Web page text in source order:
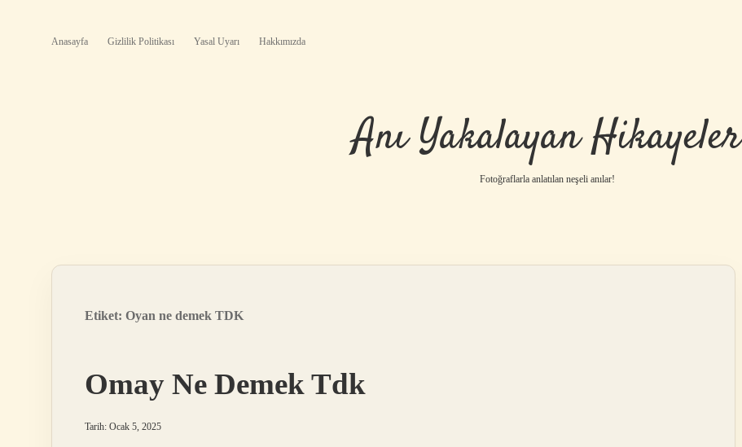
Anasayfa Gizlilik Politikası Yasal Uyarı Hakkımızda
Anı Yakalayan Hikayeler
Fotoğraflarla anlatılan neşeli anılar!
Etiket: Oyan ne demek TDK
Omay Ne Demek Tdk
Tarih: Ocak 5, 2025